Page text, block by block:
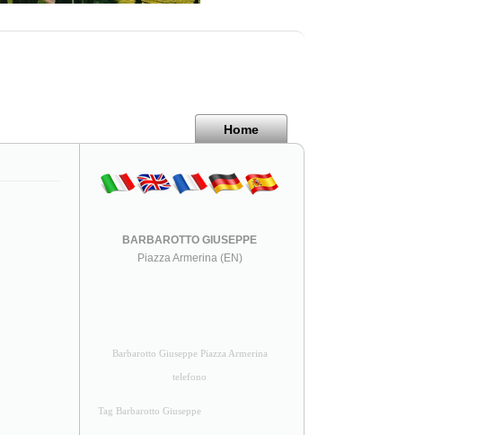
Home
BARBAROTTO GIUSEPPE
Piazza Armerina (EN)
Barbarotto Giuseppe Piazza Armerina
telefono
Tag Barbarotto Giuseppe